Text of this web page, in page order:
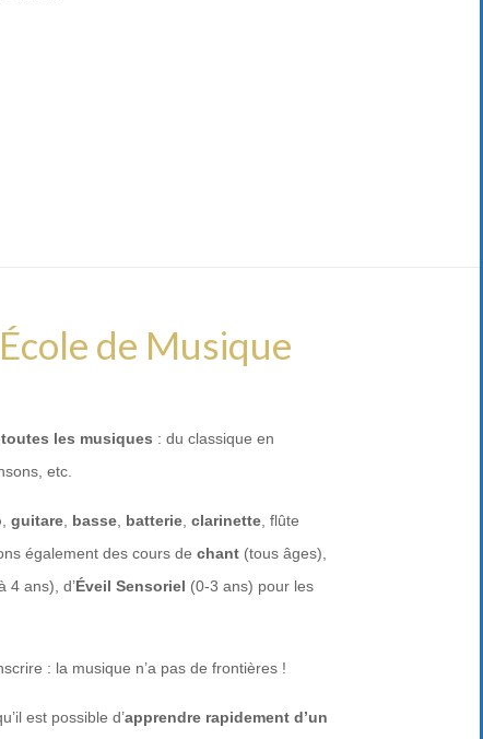
de Musique
toutes les musiques : du classique en
etc.
guitare basse batterie clarinette , flûte
également des cours de chant (tous âges),
4 ans), d’Éveil Sensoriel (0-3 ans) pour les
: la musique n’a pas de frontières !
est possible d’apprendre rapidement d’un